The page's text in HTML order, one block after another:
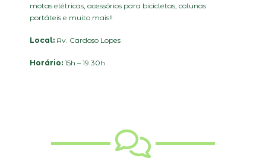
motas elétricas, acessórios para bicicletas, colunas
portáteis e muito mais!!
Local: Av. Cardoso Lopes
Horário: 15h – 19.30h